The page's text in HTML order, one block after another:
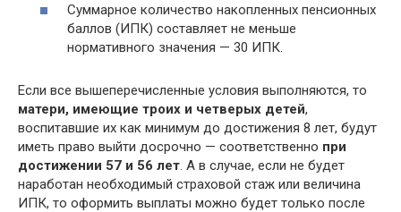
Суммарное количество накопленных пенсионных
баллов (ИПК) составляет не меньше
нормативного значения — 30 ИПК.
Если все вышеперечисленные условия выполняются, то
матери, имеющие троих и четверых детей,
воспитавшие их как минимум до достижения 8 лет, будут
иметь право выйти досрочно — соответственно при
достижении 57 и 56 лет. А в случае, если не будет
наработан необходимый страховой стаж или величина
ИПК, то оформить выплаты можно будет только после